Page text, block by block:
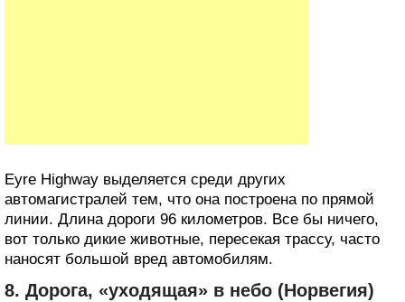
Eyre Highway выделяется среди других
автомагистралей тем, что она построена по прямой
линии. Длина дороги 96 километров. Все бы ничего,
вот только дикие животные, пересекая трассу, часто
наносят большой вред автомобилям.
8. Дорога, «уходящая» в небо (Норвегия)